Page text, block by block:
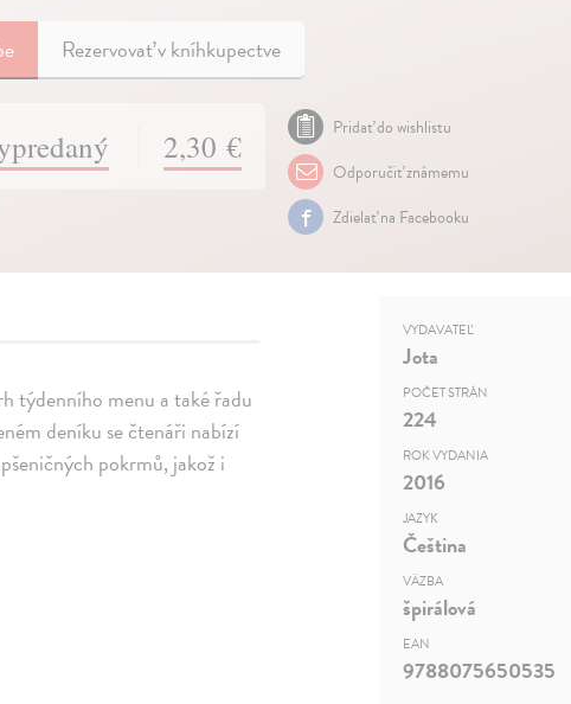
Rezervovať v kníhkupectve
2,30 €
Pridať do wishlistu
Odporučiť známemu
Zdielať na Facebooku
týdenního menu a také řadu
deníku se čtenáři nabízí
pokrmů, jakož i
VYDAVATEĽ
Jota
POČET STRÁN
224
ROK VYDANIA
2016
JAZYK
Čeština
VÄZBA
špirálová
EAN
9788075650535